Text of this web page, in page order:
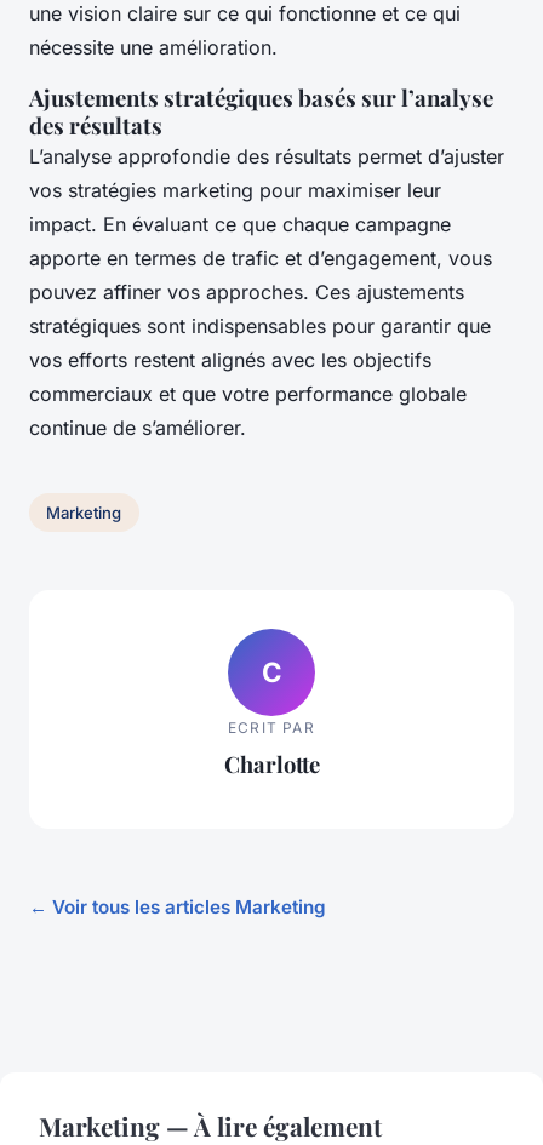
une vision claire sur ce qui fonctionne et ce qui
nécessite une amélioration.
Ajustements stratégiques basés sur l’analyse
des résultats
L’analyse approfondie des résultats permet d’ajuster
vos stratégies marketing pour maximiser leur
impact. En évaluant ce que chaque campagne
apporte en termes de trafic et d’engagement, vous
pouvez affiner vos approches. Ces ajustements
stratégiques sont indispensables pour garantir que
vos efforts restent alignés avec les objectifs
commerciaux et que votre performance globale
continue de s’améliorer.
Marketing
C
ECRIT PAR
Charlotte
← Voir tous les articles Marketing
Marketing — À lire également